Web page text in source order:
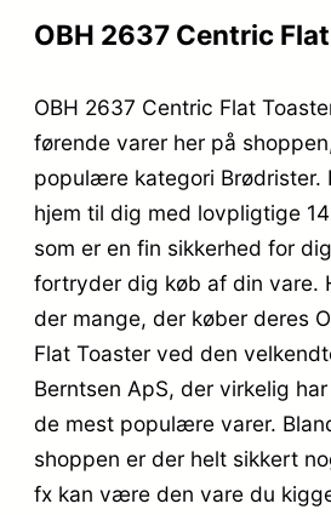
OBH 2637 Centric
OBH 2637 Centric Flat
førende varer her på
populære kategori Brødrister.
hjem til dig med lovpligtige
som er en fin sikkerhed for
fortryder dig køb af din vare.
der mange, der køber deres
Flat Toaster ved den
Berntsen ApS, der virkelig
de mest populære varer.
shoppen er der helt sikkert
fx kan være den vare du